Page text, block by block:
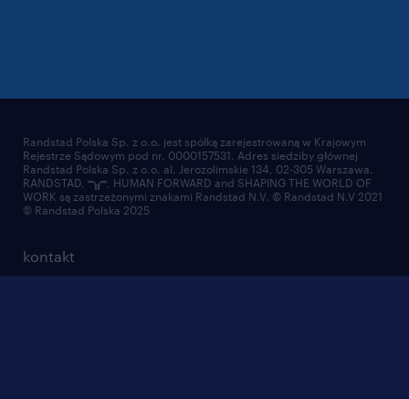
Randstad Polska Sp. z o.o. jest spółką zarejestrowaną w Krajowym
Rejestrze Sądowym pod nr. 0000157531. Adres siedziby głównej
Randstad Polska Sp. z o.o. al. Jerozolimskie 134, 02-305 Warszawa.
RANDSTAD,
, HUMAN FORWARD and SHAPING THE WORLD OF
WORK są zastrzeżonymi znakami Randstad N.V. © Randstad N.V 2021
© Randstad Polska 2025
kontakt